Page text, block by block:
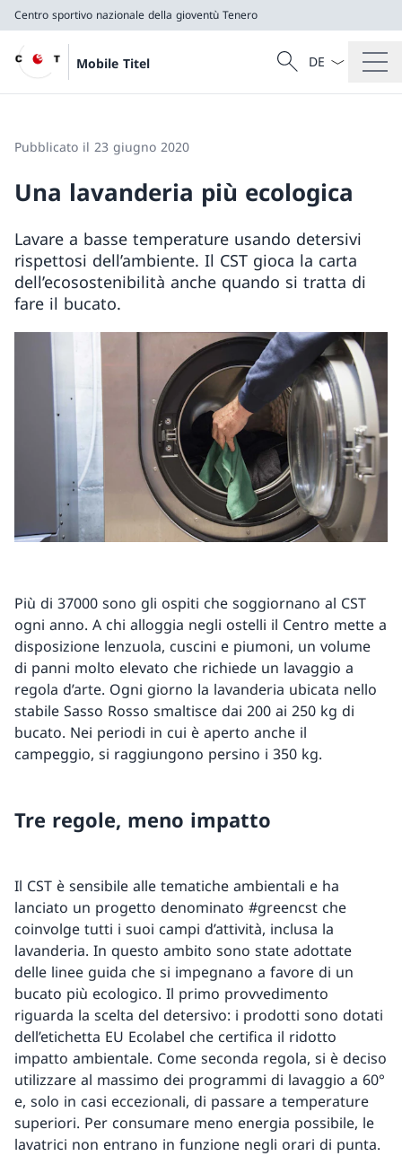
Centro sportivo nazionale della gioventù Tenero
Mobile Titel
Cercare
Ricerca
Dal menu a
Pubblicato il 23 giugno 2020
Una lavanderia più ecologica
Lavare a basse temperature usando detersivi
rispettosi dell’ambiente. Il CST gioca la carta
dell’ecosostenibilità anche quando si tratta di
fare il bucato.
Più di 37000 sono gli ospiti che soggiornano al CST
ogni anno. A chi alloggia negli ostelli il Centro mette a
disposizione lenzuola, cuscini e piumoni, un volume
di panni molto elevato che richiede un lavaggio a
regola d’arte. Ogni giorno la lavanderia ubicata nello
stabile Sasso Rosso smaltisce dai 200 ai 250 kg di
bucato. Nei periodi in cui è aperto anche il
campeggio, si raggiungono persino i 350 kg.
Tre regole, meno impatto
Il CST è sensibile alle tematiche ambientali e ha
lanciato un progetto denominato #greencst che
coinvolge tutti i suoi campi d’attività, inclusa la
lavanderia. In questo ambito sono state adottate
delle linee guida che si impegnano a favore di un
bucato più ecologico. Il primo provvedimento
riguarda la scelta del detersivo: i prodotti sono dotati
dell’etichetta EU Ecolabel che certifica il ridotto
impatto ambientale. Come seconda regola, si è deciso
utilizzare al massimo dei programmi di lavaggio a 60°
e, solo in casi eccezionali, di passare a temperature
superiori. Per consumare meno energia possibile, le
lavatrici non entrano in funzione negli orari di punta.